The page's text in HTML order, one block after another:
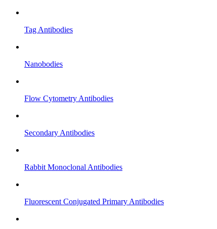
Tag Antibodies
Nanobodies
Flow Cytometry Antibodies
Secondary Antibodies
Rabbit Monoclonal Antibodies
Fluorescent Conjugated Primary Antibodies